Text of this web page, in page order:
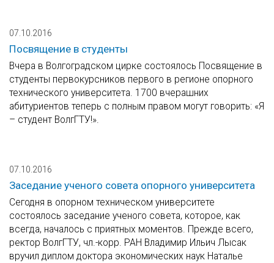
07.10.2016
Посвящение в студенты
Вчера в Волгоградском цирке состоялось Посвящение в
студенты первокурсников первого в регионе опорного
технического университета. 1700 вчерашних
абитуриентов теперь с полным правом могут говорить: «Я
– студент ВолгГТУ!».
07.10.2016
Заседание ученого совета опорного университета
Сегодня в опорном техническом университете
состоялось заседание ученого совета, которое, как
всегда, началось с приятных моментов. Прежде всего,
ректор ВолгГТУ, чл.-корр. РАН Владимир Ильич Лысак
вручил диплом доктора экономических наук Наталье